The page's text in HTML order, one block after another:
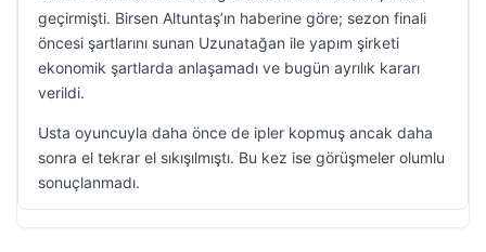
geçirmişti. Birsen Altuntaş’ın haberine göre; sezon finali
öncesi şartlarını sunan Uzunatağan ile yapım şirketi
ekonomik şartlarda anlaşamadı ve bugün ayrılık kararı
verildi.
Usta oyuncuyla daha önce de ipler kopmuş ancak daha
sonra el tekrar el sıkışılmıştı. Bu kez ise görüşmeler olumlu
sonuçlanmadı.